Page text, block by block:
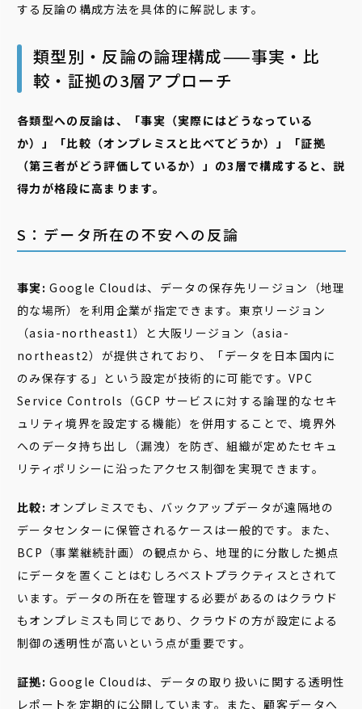
する反論の構成方法を具体的に解説します。
類型別・反論の論理構成——事実・比
較・証拠の3層アプローチ
各類型への反論は、「事実（実際にはどうなっている
か）」「比較（オンプレミスと比べてどうか）」「証拠
（第三者がどう評価しているか）」の3層で構成すると、説
得力が格段に高まります。
S：データ所在の不安への反論
事実: Google Cloudは、データの保存先リージョン（地理
的な場所）を利用企業が指定できます。東京リージョン
（asia-northeast1）と大阪リージョン（asia-
northeast2）が提供されており、「データを日本国内に
のみ保存する」という設定が技術的に可能です。VPC
Service Controls（GCP サービスに対する論理的なセキ
ュリティ境界を設定する機能）を併用することで、境界外
へのデータ持ち出し（漏洩）を防ぎ、組織が定めたセキュ
リティポリシーに沿ったアクセス制御を実現できます。
比較: オンプレミスでも、バックアップデータが遠隔地の
データセンターに保管されるケースは一般的です。また、
BCP（事業継続計画）の観点から、地理的に分散した拠点
にデータを置くことはむしろベストプラクティスとされて
います。データの所在を管理する必要があるのはクラウド
もオンプレミスも同じであり、クラウドの方が設定による
制御の透明性が高いという点が重要です。
証拠: Google Cloudは、データの取り扱いに関する透明性
レポートを定期的に公開しています。また、顧客データへ